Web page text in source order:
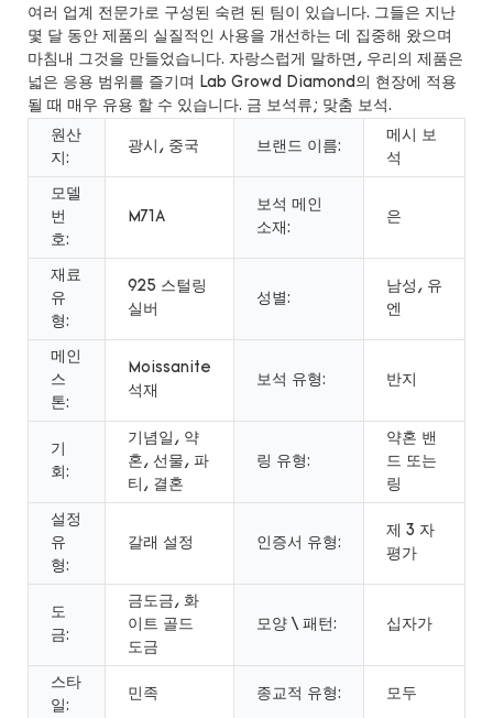
여러 업계 전문가로 구성된 숙련 된 팀이 있습니다. 그들은 지난
몇 달 동안 제품의 실질적인 사용을 개선하는 데 집중해 왔으며
마침내 그것을 만들었습니다. 자랑스럽게 말하면, 우리의 제품은
넓은 응용 범위를 즐기며 Lab Growd Diamond의 현장에 적용
될 때 매우 유용 할 수 있습니다. 금 보석류; 맞춤 보석.
원산
지:
광시, 중국 브랜드 이름:
메시 보
석
모델
번
호:
M71A
보석 메인
소재:
은
재료
유
형:
925 스털링
실버
성별:
남성, 유
엔
메인
스
톤:
Moissanite
석재
보석 유형: 반지
기
회:
기념일, 약
혼, 선물, 파
티, 결혼
링 유형:
약혼 밴
드 또는
링
설정
유
형:
갈래 설정 인증서 유형:
제 3 자
평가
도
금:
금도금, 화
이트 골드
도금
모양 \ 패턴: 십자가
스타
일:
민족 종교적 유형: 모두